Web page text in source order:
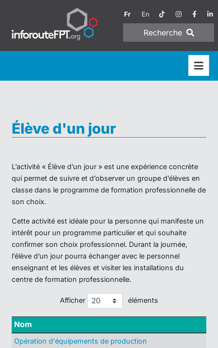
Fr En
Recherche
Élève d'un jour
L’activité « Élève d’un jour » est une expérience concrète
qui permet de suivre et d’observer un groupe d’élèves en
classe dans le programme de formation professionnelle de
son choix.
Cette activité est idéale pour la personne qui manifeste un
intérêt pour un programme particulier et qui souhaite
confirmer son choix professionnel. Durant la journée,
l’élève d’un jour pourra échanger avec le personnel
enseignant et les élèves et visiter les installations du
centre de formation professionnelle.
Afficher éléments
Nom
Opération d'équipements de production